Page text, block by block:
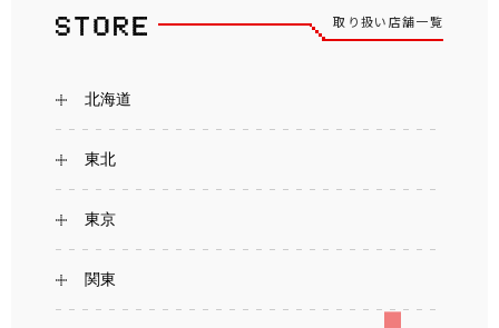
取り扱い店舗一覧
北海道
東北
東京
関東